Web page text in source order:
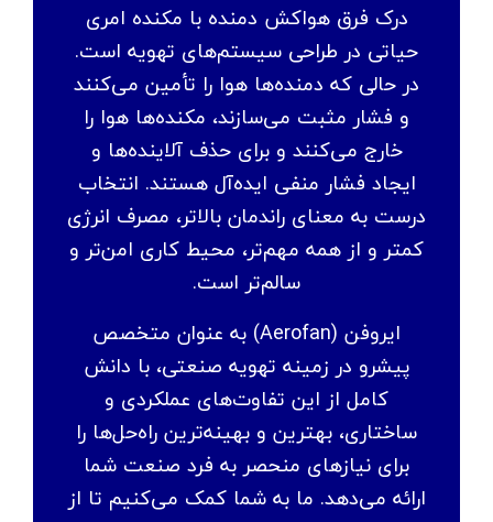
درک فرق هواکش دمنده با مکنده امری
حیاتی در طراحی سیستم‌های تهویه است.
در حالی که دمنده‌ها هوا را تأمین می‌کنند
و فشار مثبت می‌سازند، مکنده‌ها هوا را
خارج می‌کنند و برای حذف آلاینده‌ها و
ایجاد فشار منفی ایده‌آل هستند. انتخاب
درست به معنای راندمان بالاتر، مصرف انرژی
کمتر و از همه مهم‌تر، محیط کاری امن‌تر و
سالم‌تر است.
ایروفن (Aerofan) به عنوان متخصص
پیشرو در زمینه تهویه صنعتی، با دانش
کامل از این تفاوت‌های عملکردی و
ساختاری، بهترین و بهینه‌ترین راه‌حل‌ها را
برای نیازهای منحصر به فرد صنعت شما
ارائه می‌دهد. ما به شما کمک می‌کنیم تا از